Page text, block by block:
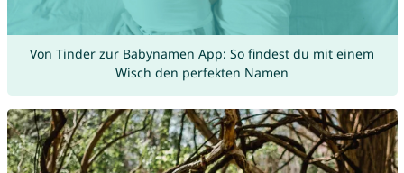
Von Tinder zur Babynamen App: So findest du mit einem
Wisch den perfekten Namen